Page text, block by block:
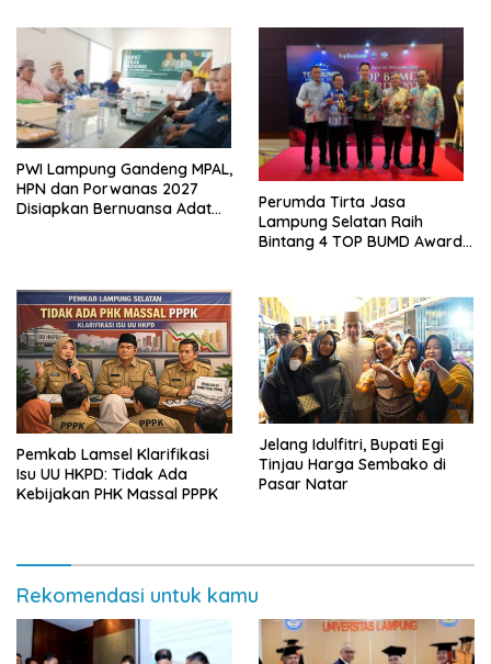
PWI Lampung Gandeng MPAL,
HPN dan Porwanas 2027
Disiapkan Bernuansa Adat
Perumda Tirta Jasa
Lampung Selatan Raih
Bintang 4 TOP BUMD Awards
Pemkab Lamsel Klarifikasi
Isu UU HKPD: Tidak Ada
Kebijakan PHK Massal PPPK
Jelang Idulfitri, Bupati Egi
Tinjau Harga Sembako di
Pasar Natar
Rekomendasi untuk kamu